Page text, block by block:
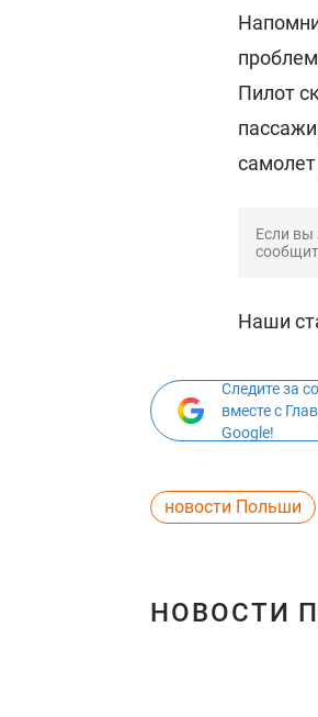
Пилот
самолет
Если вы
Наши
Следите за
вместе с
Google!
новости Польши
НОВОСТИ